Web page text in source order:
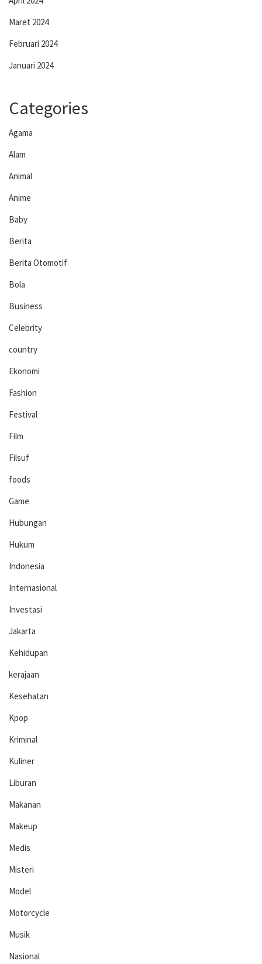
Maret 2024
Februari 2024
Januari 2024
Categories
Agama
Alam
Animal
Anime
Baby
Berita
Berita Otomotif
Bola
Business
Celebrity
country
Ekonomi
Fashion
Festival
Film
Filsuf
foods
Game
Hubungan
Hukum
Indonesia
Internasional
Investasi
Jakarta
Kehidupan
kerajaan
Kesehatan
Kpop
Kriminal
Kuliner
Liburan
Makanan
Makeup
Medis
Misteri
Model
Motorcycle
Musik
Nasional